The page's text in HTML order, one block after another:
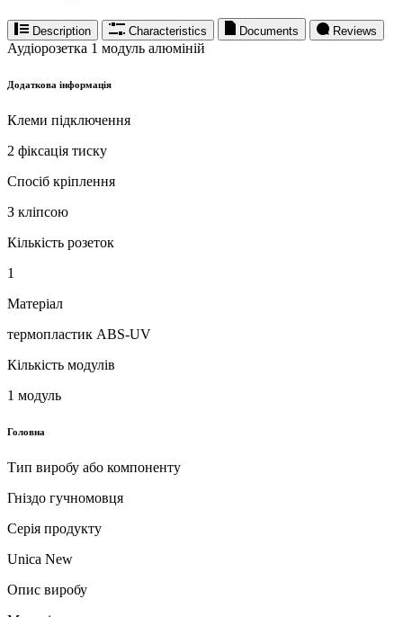
Description Characteristics Documents Reviews
Аудіорозетка 1 модуль алюміній
Додаткова інформація
Клеми підключення
2 фіксація тиску
Спосіб кріплення
З кліпсою
Кількість розеток
1
Матеріал
термопластик ABS-UV
Кількість модулів
1 модуль
Головна
Тип виробу або компоненту
Гніздо гучномовця
Серія продукту
Unica New
Опис виробу